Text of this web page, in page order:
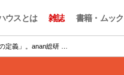
ウスとは 雑誌 書籍・ムック
定義」。anan総研 …